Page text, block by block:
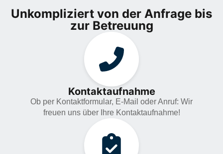
Unkompliziert von der Anfrage bis
zur Betreuung
Kontaktaufnahme
Ob per Kontaktformular, E-Mail oder Anruf: Wir
freuen uns über Ihre Kontaktaufnahme!